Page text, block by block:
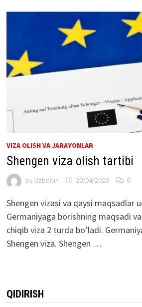
VIZA OLISH VA JARAYONLAR
Shengen viza olish tartibi
by Uzberlin 20/04/2020 0
Shengen vizasi va qaysi maqsadlar
Germaniyaga borishning maqsadi
chiqib viza 2 turda bo’ladi.
Shengen viza. Shengen …
QIDIRISH